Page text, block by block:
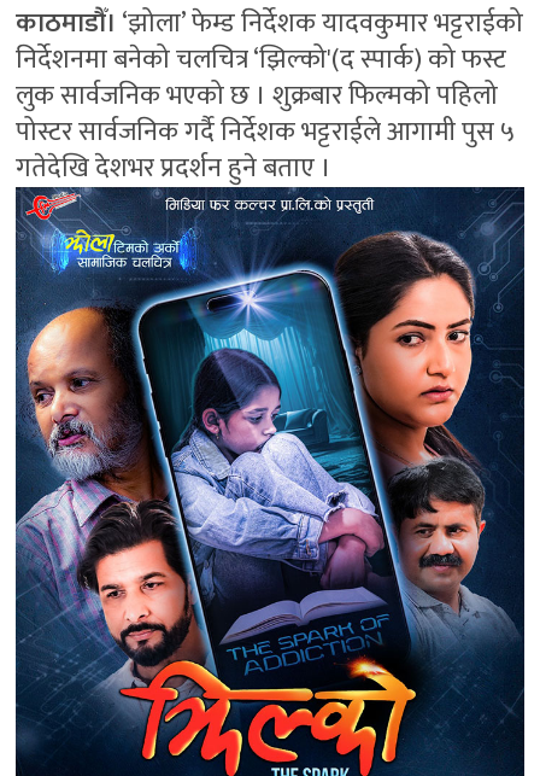
काठमाडौँ। ‘झोला’ फेम्ड निर्देशक यादवकुमार भट्टराईको
निर्देशनमा बनेको चलचित्र ‘झिल्को'(द स्पार्क) को फस्ट
लुक सार्वजनिक भएको छ । शुक्रबार फिल्मको पहिलो
पोस्टर सार्वजनिक गर्दै निर्देशक भट्टराईले आगामी पुस ५
गतेदेखि देशभर प्रदर्शन हुने बताए ।